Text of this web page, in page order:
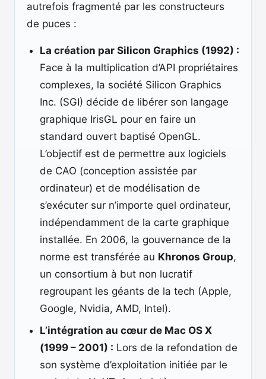
autrefois fragmenté par les constructeurs
de puces :
La création par Silicon Graphics (1992) :
Face à la multiplication d’API propriétaires
complexes, la société Silicon Graphics
Inc. (SGI) décide de libérer son langage
graphique IrisGL pour en faire un
standard ouvert baptisé OpenGL.
L’objectif est de permettre aux logiciels
de CAO (conception assistée par
ordinateur) et de modélisation de
s’exécuter sur n’importe quel ordinateur,
indépendamment de la carte graphique
installée. En 2006, la gouvernance de la
norme est transférée au Khronos Group,
un consortium à but non lucratif
regroupant les géants de la tech (Apple,
Google, Nvidia, AMD, Intel).
L’intégration au cœur de Mac OS X
(1999 – 2001) : Lors de la refondation de
son système d’exploitation initiée par le